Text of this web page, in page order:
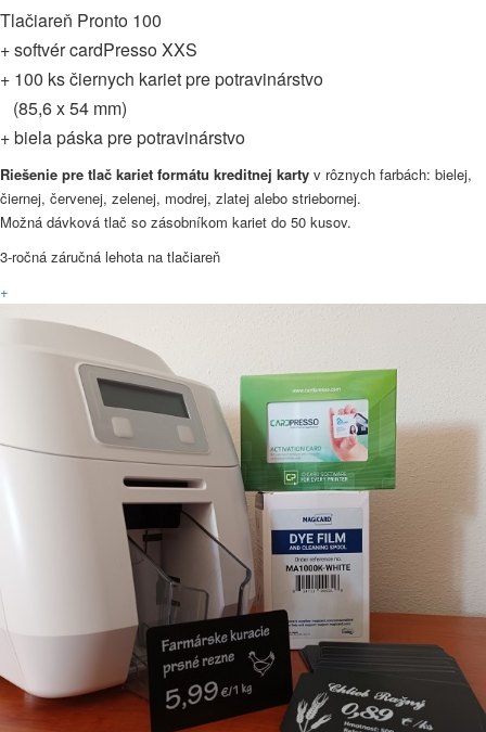
Tlačiareň Pronto 100
+ softvér cardPresso XXS
+ 100 ks čiernych kariet pre potravinárstvo
(85,6 x 54 mm)
+ biela páska pre potravinárstvo
Riešenie pre tlač kariet formátu kreditnej karty v rôznych farbách: bielej,
čiernej, červenej, zelenej, modrej, zlatej alebo striebornej.
Možná dávková tlač so zásobníkom kariet do 50 kusov.
3-ročná záručná lehota na tlačiareň
+